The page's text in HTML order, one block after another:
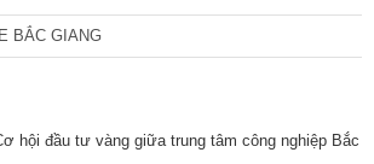
BẮC GIANG
hội đầu tư vàng giữa trung tâm công nghiệp Bắc